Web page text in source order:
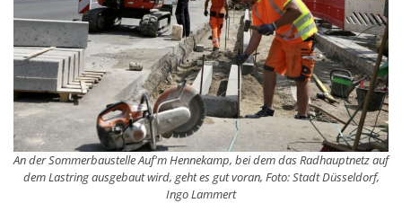
An der Sommerbaustelle Auf'm Hennekamp, bei dem das Radhauptnetz auf
dem Lastring ausgebaut wird, geht es gut voran, Foto: Stadt Düsseldorf,
Ingo Lammert